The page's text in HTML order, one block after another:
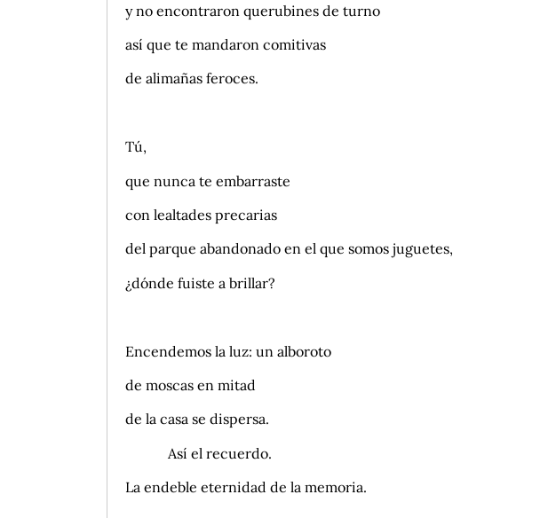
y no encontraron querubines de turno
así que te mandaron comitivas
de alimañas feroces.
Tú,
que nunca te embarraste
con lealtades precarias
del parque abandonado en el que somos juguetes,
¿dónde fuiste a brillar?
Encendemos la luz: un alboroto
de moscas en mitad
de la casa se dispersa.
Así el recuerdo.
La endeble eternidad de la memoria.